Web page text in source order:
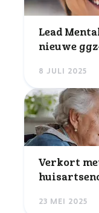
Lead
nieuwe
8 JULI 2025
Verkort
psychiatrie
23 MEI 2025